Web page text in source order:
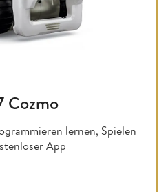
lernen, Spielen
App